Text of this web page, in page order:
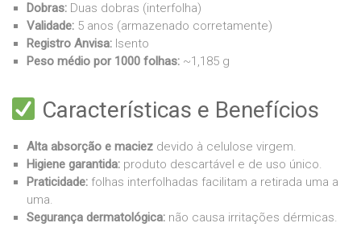
Dobras: Duas dobras (interfolha)
Validade: 5 anos (armazenado corretamente)
Registro Anvisa: Isento
Peso médio por 1000 folhas: ~1,185 g
Características e Benefícios
Alta absorção e maciez devido à celulose virgem.
Higiene garantida: produto descartável e de uso único.
Praticidade: folhas interfolhadas facilitam a retirada uma a
uma.
Segurança dermatológica: não causa irritações dérmicas.